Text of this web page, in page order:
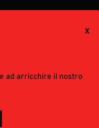
X
ad arricchire il nostro